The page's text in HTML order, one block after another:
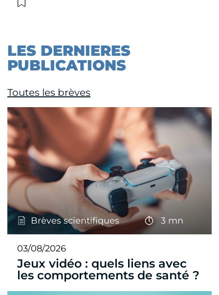
LES DERNIERES
PUBLICATIONS
Toutes les brèves
Brèves scientifiques 3 mn
03/08/2026
Jeux vidéo : quels liens avec
les comportements de santé ?